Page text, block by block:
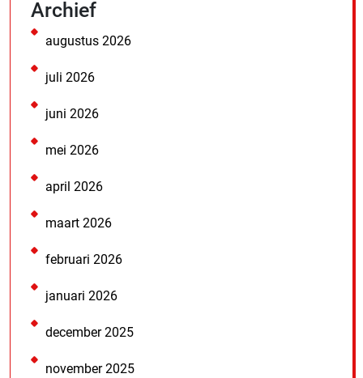
Archief
augustus 2026
juli 2026
juni 2026
mei 2026
april 2026
maart 2026
februari 2026
januari 2026
december 2025
november 2025